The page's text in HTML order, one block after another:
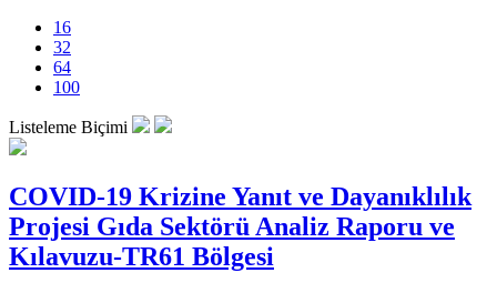
16
32
64
100
Listeleme Biçimi
COVID-19 Krizine Yanıt ve Dayanıklılık
Projesi Gıda Sektörü Analiz Raporu ve
Kılavuzu-TR61 Bölgesi